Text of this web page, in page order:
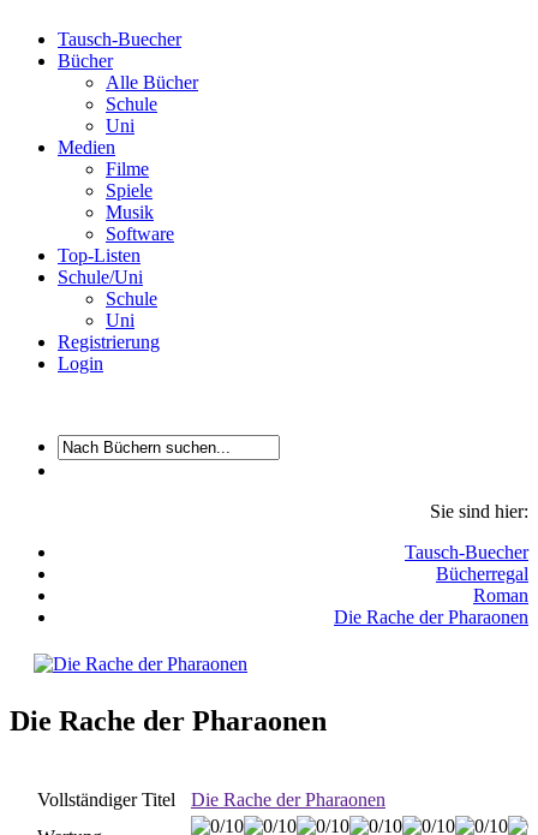
Tausch-Buecher
Bücher
Alle Bücher
Schule
Uni
Medien
Filme
Spiele
Musik
Software
Top-Listen
Schule/Uni
Schule
Uni
Registrierung
Login
Sie sind hier:
Tausch-Buecher
Bücherregal
Roman
Die Rache der Pharaonen
Die Rache der Pharaonen
Vollständiger Titel
Die Rache der Pharaonen